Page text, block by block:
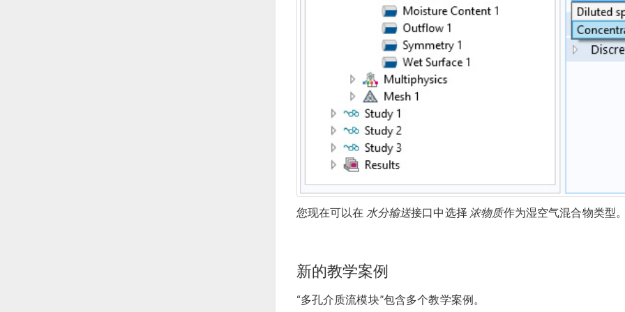
您现在可以在 水分输送接口中选择 浓物质作为湿空气混合物类型
新的教学案例
“多孔介质流模块”包含多个教学案例。